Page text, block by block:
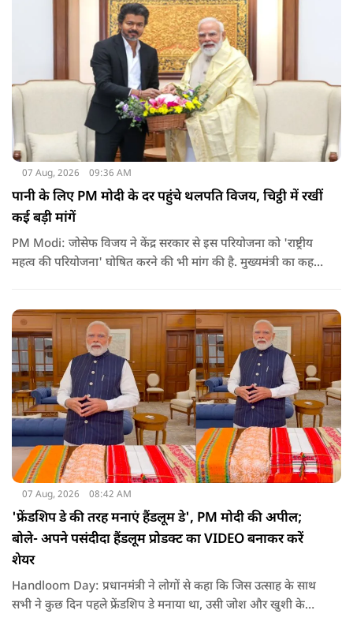
07 Aug, 2026 09:36 AM
पानी के लिए PM मोदी के दर पहुंचे थलपति विजय, चिट्ठी में रखीं
कई बड़ी मांगें
PM Modi: जोसेफ विजय ने केंद्र सरकार से इस परियोजना को 'राष्ट्रीय
महत्व की परियोजना' घोषित करने की भी मांग की है. मुख्यमंत्री का कहना
की समस्या को काफी हद तक कम किया जा सकता है.
07 Aug, 2026 08:42 AM
'फ्रेंडशिप डे की तरह मनाएं हैंडलूम डे', PM मोदी की अपील;
बोले- अपने पसंदीदा हैंडलूम प्रोडक्ट का VIDEO बनाकर करें
शेयर
Handloom Day: प्रधानमंत्री ने लोगों से कहा कि जिस उत्साह के साथ
सभी ने कुछ दिन पहले फ्रेंडशिप डे मनाया था, उसी जोश और खुशी के